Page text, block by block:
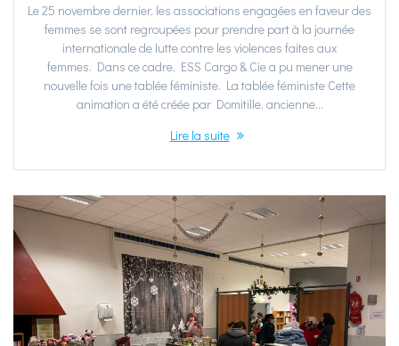
Le 25 novembre dernier, les associations engagées en faveur des
femmes se sont regroupées pour prendre part à la journée
internationale de lutte contre les violences faites aux
femmes. Dans ce cadre, ESS Cargo & Cie a pu mener une
nouvelle fois une tablée féministe. La tablée féministe Cette
animation a été créée par Domitille, ancienne…
Lire la suite